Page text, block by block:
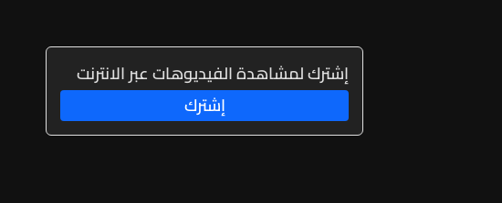
إشترك لمشاهدة الفيديوهات عبر الانترنت
إشترك